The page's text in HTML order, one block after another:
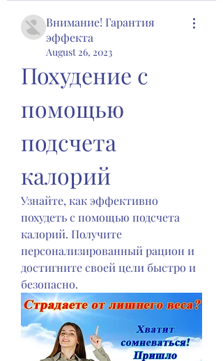
Внимание! Гарантия
эффекта
August 26, 2023
Похудение с
помощью
подсчета
калорий
Узнайте, как эффективно
похудеть с помощью подсчета
калорий. Получите
персонализированный рацион и
достигните своей цели быстро и
безопасно.